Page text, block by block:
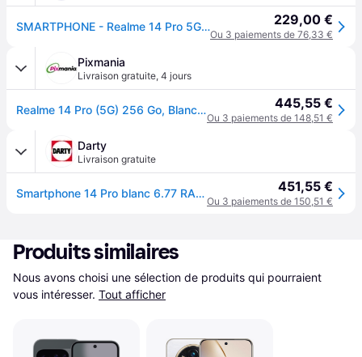
SMARTPHONE - Realme 14 Pro 5G Blanc 8Go Ram 256Go 229,00 €
Ou 3 paiements de 76,33 €
Pixmania
Livraison gratuite, 4 jours
Realme 14 Pro (5G) 256 Go, Blanc - Neuf 445,55 €
Ou 3 paiements de 148,51 €
Darty
Livraison gratuite
Smartphone 14 Pro blanc 6.77 RAM 8 Go stockage 256 Go 451,55 €
Ou 3 paiements de 150,51 €
Produits similaires
Nous avons choisi une sélection de produits qui pourraient
vous intéresser. Tout afficher